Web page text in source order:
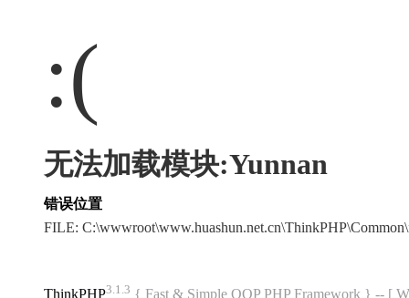
:(
无法加载模块:Yunnan
错误位置
FILE:
ThinkPHP3.1.3 { Fast & Simple OOP PHP Framework } -- [